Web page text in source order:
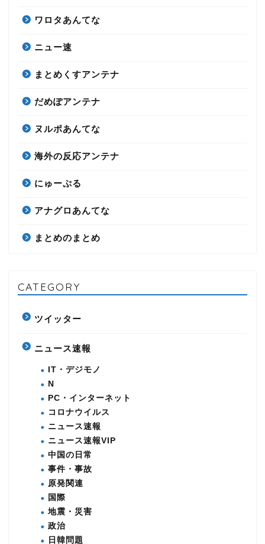
ワロタあんてな
ニュー速
まとめくすアンテナ
だめぽアンテナ
ヌルポあんてな
海外の反応アンテナ
にゅーぷる
アナグロあんてな
まとめのまとめ
CATEGORY
ツイッター
ニュース速報
IT・デジモノ
N
PC・インターネット
コロナウイルス
ニュース速報
ニュース速報VIP
中国の日常
事件・事故
原発関連
国際
地震・災害
政治
日韓問題